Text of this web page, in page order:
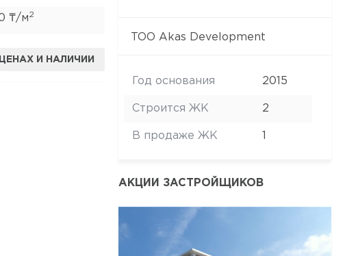
₸/м2
И НАЛИЧИИ
ТОО Akas Development
Год основания 2015
Строится ЖК 2
В продаже ЖК
АКЦИИ ЗАСТРОЙЩИКОВ